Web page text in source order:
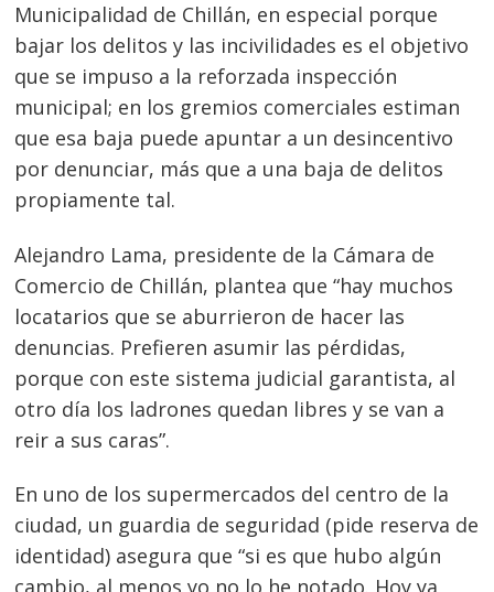
Municipalidad de Chillán, en especial porque
bajar los delitos y las incivilidades es el objetivo
que se impuso a la reforzada inspección
municipal; en los gremios comerciales estiman
que esa baja puede apuntar a un desincentivo
por denunciar, más que a una baja de delitos
propiamente tal.
Alejandro Lama, presidente de la Cámara de
Comercio de Chillán, plantea que “hay muchos
locatarios que se aburrieron de hacer las
denuncias. Prefieren asumir las pérdidas,
porque con este sistema judicial garantista, al
otro día los ladrones quedan libres y se van a
reir a sus caras”.
En uno de los supermercados del centro de la
ciudad, un guardia de seguridad (pide reserva de
identidad) asegura que “si es que hubo algún